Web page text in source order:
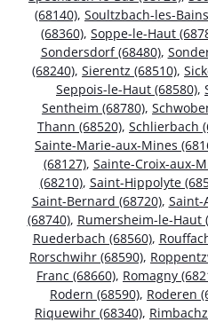
(68140), Soultzbach-les-
(68360), Soppe-le-Haut
Sondersdorf (68480),
(68240), Sierentz (68510),
Seppois-le-Haut (68580),
Sentheim (68780),
Thann (68520), Schlierbach
Sainte-Marie-aux-Mines
(68127), Sainte-Croix-aux-
(68210), Saint-Hippolyte
Saint-Bernard (68720), Saint-
(68740), Rumersheim-le-Haut
Ruederbach (68560),
Rorschwihr (68590),
Franc (68660), Romagny
Rodern (68590), Roderen
Riquewihr (68340),